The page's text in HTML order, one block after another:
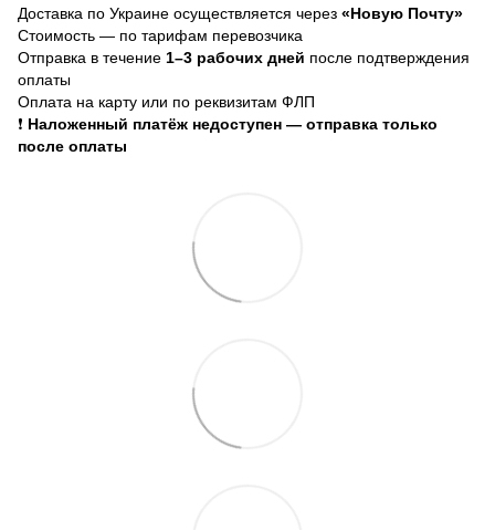
Доставка по Украине осуществляется через «Новую Почту»
Стоимость — по тарифам перевозчика
Отправка в течение 1–3 рабочих дней после подтверждения
оплаты
Оплата на карту или по реквизитам ФЛП
❗ Наложенный платёж недоступен — отправка только
после оплаты